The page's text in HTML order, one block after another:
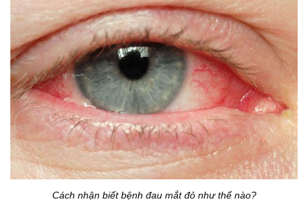
Cách nhận biết bệnh đau mắt đỏ như thế nào?